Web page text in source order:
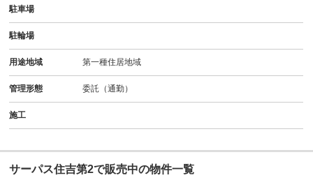
駐車場
駐輪場
用途地域 第一種住居地域
管理形態 委託（通勤）
施工
サーパス住吉第2で販売中の物件一覧